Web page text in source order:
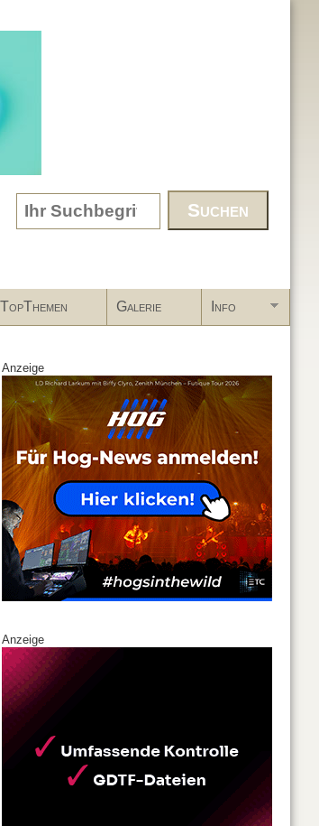
Search form
TopThemen Galerie Info
Anzeige
Anzeige